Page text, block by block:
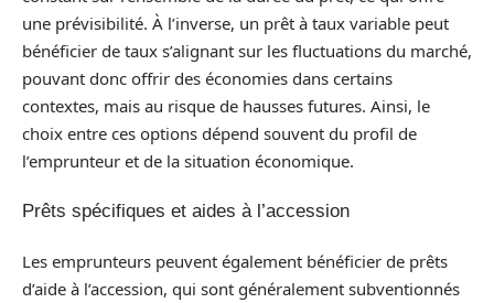
une prévisibilité. À l’inverse, un prêt à taux variable peut
bénéficier de taux s’alignant sur les fluctuations du marché,
pouvant donc offrir des économies dans certains
contextes, mais au risque de hausses futures. Ainsi, le
choix entre ces options dépend souvent du profil de
l’emprunteur et de la situation économique.
Prêts spécifiques et aides à l’accession
Les emprunteurs peuvent également bénéficier de prêts
d’aide à l’accession, qui sont généralement subventionnés